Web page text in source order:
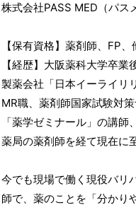
株式会社PASS MED（パス
【保有資格】薬剤師、FP、
【経歴】大阪薬科大学卒業
製薬会社「日本イーライリ
MR職、薬剤師国家試験対
「薬学ゼミナール」の講師
薬局の薬剤師を経て現在に
今でも現場で働く現役バリ
師で、薬のことを「分かり